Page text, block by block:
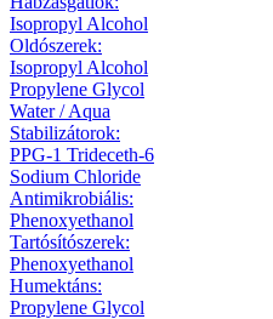
Isopropyl Alcohol
Oldószerek:
Isopropyl Alcohol
Propylene Glycol
Water / Aqua
Stabilizátorok:
PPG-1 Trideceth-6
Sodium Chloride
Antimikrobiális:
Phenoxyethanol
Tartósítószerek:
Phenoxyethanol
Humektáns:
Propylene Glycol